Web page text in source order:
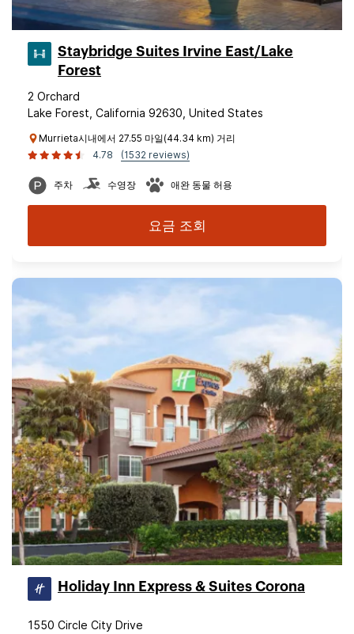
Staybridge Suites Irvine East/Lake
Forest
2 Orchard
Lake Forest, California 92630, United States
Murrieta시내에서 27.55 마일(44.34 km) 거리
4.78
(1532 reviews)
주차 수영장 애완 동물 허용
요금 조회
Holiday Inn Express & Suites Corona
1550 Circle City Drive